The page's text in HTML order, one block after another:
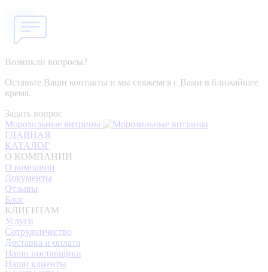
Возникли вопросы?
Оставьте Ваши контакты и мы свяжемся с Вами в ближайшее
время.
Задать вопрос
Морозильные витрины
ГЛАВНАЯ
КАТАЛОГ
О КОМПАНИИ
О компании
Документы
Отзывы
Блог
КЛИЕНТАМ
Услуги
Сотрудничество
Доставка и оплата
Наши поставщики
Наши клиенты